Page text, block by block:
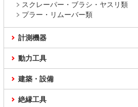
スクレーパー・ブラシ・ヤスリ類
プラー・リムーバー類
計測機器
動力工具
建築・設備
絶縁工具